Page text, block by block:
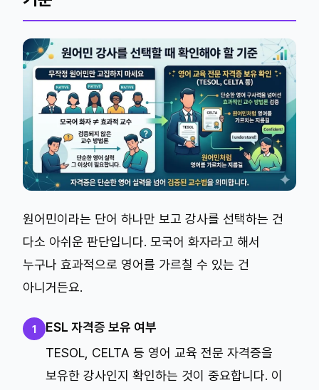
원어민이라는 단어 하나만 보고 강사를 선택하는 건
다소 아쉬운 판단입니다. 모국어 화자라고 해서
누구나 효과적으로 영어를 가르칠 수 있는 건
아니거든요.
1
ESL 자격증 보유 여부
TESOL, CELTA 등 영어 교육 전문 자격증을
보유한 강사인지 확인하는 것이 중요합니다. 이